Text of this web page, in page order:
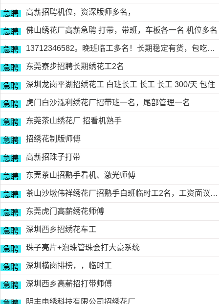
急聘 高薪招聘机位，资深版师多名，
急聘 佛山绣花厂高薪急聘 打带，带班，车板各一名 机位多名
急聘 13712346582。晚班临工多名！长期稳定有货，包吃包住
急聘 东莞寮步招聘长期绣花工2名
急聘 深圳龙岗平湖招绣花工 白班长工 长工 长工 300/天 包住
急聘 虎门白沙泓利绣花厂招带班一名，尾部管理一名
急聘 东莞茶山绣花厂 招看机熟手
急聘 招绣花制版师傅
急聘 高薪招珠子打带
急聘 东莞茶山招熟手看机、激光师傅
急聘 茶山沙墩伟祥绣花厂招熟手白班临时工2名，工资面议，包吃住有的请电18676754153黎生
急聘 东莞虎门高薪绣花师傅
急聘 深圳西乡招绣花车工
急聘 珠子亮片+泡珠管珠会打大豪系统
急聘 深圳横岗排榜，，临时工
急聘 深圳西乡高薪招打带师傅
明丰电绣科技有限公司招绣花厂